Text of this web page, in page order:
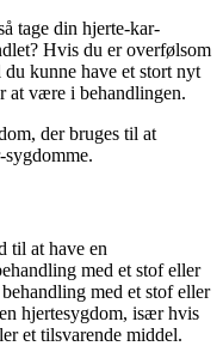
tage din hjerte-kar-
Hvis du er overfølsom
kunne have et stort nyt
at være i behandlingen.
der bruges til at
til at have en
med et stof eller
med et stof eller
hjertesygdom, især hvis
et tilsvarende middel.